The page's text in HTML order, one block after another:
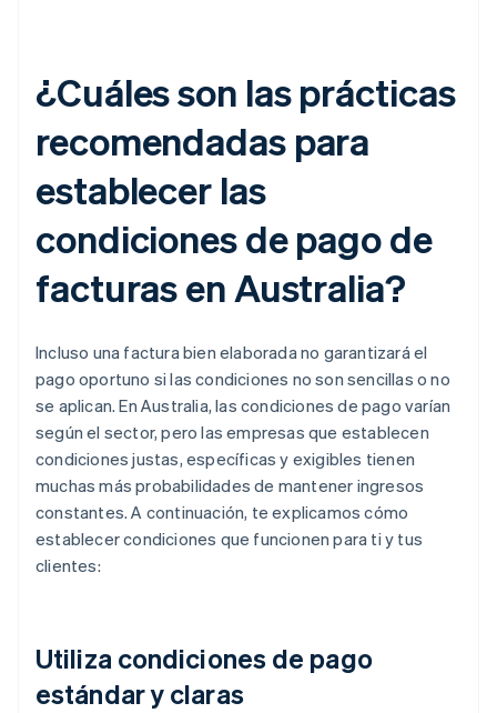
¿Cuáles son las prácticas
recomendadas para
establecer las
condiciones de pago de
facturas en Australia?
Incluso una factura bien elaborada no garantizará el
pago oportuno si las condiciones no son sencillas o no
se aplican. En Australia, las condiciones de pago varían
según el sector, pero las empresas que establecen
condiciones justas, específicas y exigibles tienen
muchas más probabilidades de mantener ingresos
constantes. A continuación, te explicamos cómo
establecer condiciones que funcionen para ti y tus
clientes:
Utiliza condiciones de pago
estándar y claras